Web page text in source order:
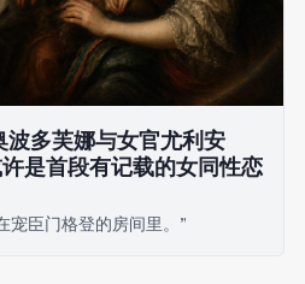
波多芙娜与女官尤利安
是首段有记载的女同性恋
臣门格登的房间里。”